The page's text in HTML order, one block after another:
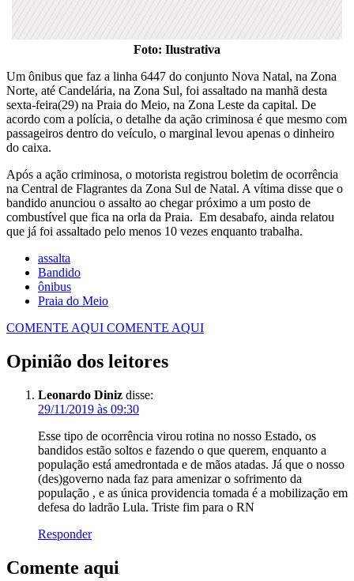
Foto: Ilustrativa
Um ônibus que faz a linha 6447 do conjunto Nova Natal, na Zona
Norte, até Candelária, na Zona Sul, foi assaltado na manhã desta
sexta-feira(29) na Praia do Meio, na Zona Leste da capital. De
acordo com a polícia, o detalhe da ação criminosa é que mesmo com
passageiros dentro do veículo, o marginal levou apenas o dinheiro
do caixa.
Após a ação criminosa, o motorista registrou boletim de ocorrência
na Central de Flagrantes da Zona Sul de Natal. A vítima disse que o
bandido anunciou o assalto ao chegar próximo a um posto de
combustível que fica na orla da Praia. Em desabafo, ainda relatou
que já foi assaltado pelo menos 10 vezes enquanto trabalha.
assalta
Bandido
ônibus
Praia do Meio
COMENTE AQUI COMENTE AQUI
Opinião dos leitores
Leonardo Diniz disse:
29/11/2019 às 09:30
Esse tipo de ocorrência virou rotina no nosso Estado, os
bandidos estão soltos e fazendo o que querem, enquanto a
população está amedrontada e de mãos atadas. Já que o nosso
(des)governo nada faz para amenizar o sofrimento da
população , e as única providencia tomada é a mobilização em
defesa do ladrão Lula. Triste fim para o RN
Responder
Comente aqui